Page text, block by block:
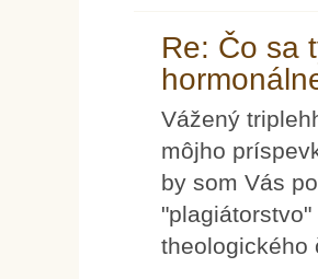
Re: Čo sa
Vážený
môjho
by som Vás
theologického